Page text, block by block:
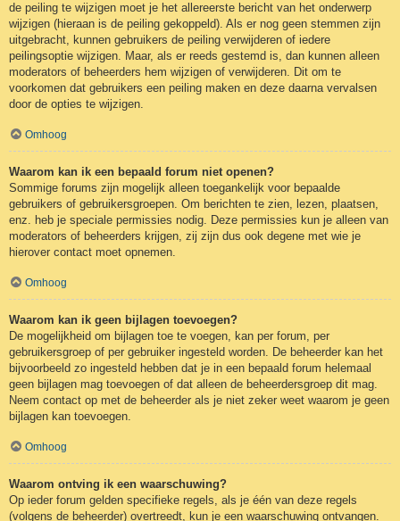
de peiling te wijzigen moet je het allereerste bericht van het onderwerp
wijzigen (hieraan is de peiling gekoppeld). Als er nog geen stemmen zijn
uitgebracht, kunnen gebruikers de peiling verwijderen of iedere
peilingsoptie wijzigen. Maar, als er reeds gestemd is, dan kunnen alleen
moderators of beheerders hem wijzigen of verwijderen. Dit om te
voorkomen dat gebruikers een peiling maken en deze daarna vervalsen
door de opties te wijzigen.
Omhoog
Waarom kan ik een bepaald forum niet openen?
Sommige forums zijn mogelijk alleen toegankelijk voor bepaalde
gebruikers of gebruikersgroepen. Om berichten te zien, lezen, plaatsen,
enz. heb je speciale permissies nodig. Deze permissies kun je alleen van
moderators of beheerders krijgen, zij zijn dus ook degene met wie je
hierover contact moet opnemen.
Omhoog
Waarom kan ik geen bijlagen toevoegen?
De mogelijkheid om bijlagen toe te voegen, kan per forum, per
gebruikersgroep of per gebruiker ingesteld worden. De beheerder kan het
bijvoorbeeld zo ingesteld hebben dat je in een bepaald forum helemaal
geen bijlagen mag toevoegen of dat alleen de beheerdersgroep dit mag.
Neem contact op met de beheerder als je niet zeker weet waarom je geen
bijlagen kan toevoegen.
Omhoog
Waarom ontving ik een waarschuwing?
Op ieder forum gelden specifieke regels, als je één van deze regels
(volgens de beheerder) overtreedt, kun je een waarschuwing ontvangen.